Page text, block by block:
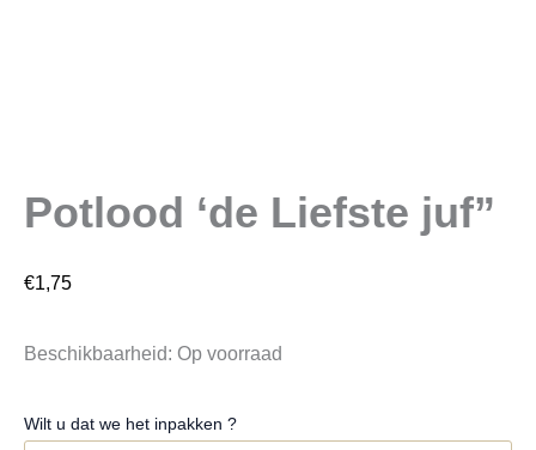
Potlood ‘de Liefste juf”
€1,75
Beschikbaarheid: Op voorraad
Wilt u dat we het inpakken ?